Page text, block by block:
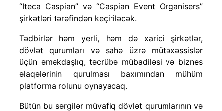
“Iteca Caspian” və “Caspian Event Organisers”
şirkətləri tərəfindən keçiriləcək.
Tədbirlər həm yerli, həm də xarici şirkətlər,
dövlət qurumları və sahə üzrə mütəxəssislər
üçün əməkdaşlıq, təcrübə mübadiləsi və biznes
əlaqələrinin qurulması baxımından mühüm
platforma rolunu oynayacaq.
Bütün bu sərgilər müvafiq dövlət qurumlarının və